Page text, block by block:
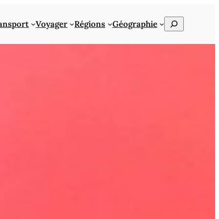
Voyager Régions Géographie Rechercher